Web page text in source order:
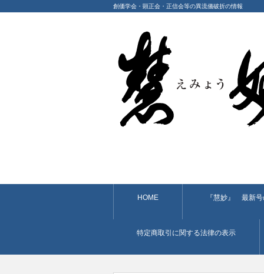
創価学会・顕正会・正信会等の異流儀破折の情報
HOME 『慧妙』 最新
特定商取引に関する法律の表示